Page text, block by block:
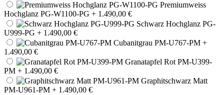
Premiumweiss
Hochglanz PG-W1100-PG + 1.490,00 €
Schwarz Hochglanz PG-
U999-PG + 1.490,00 €
Cubanitgrau PM-U767-PM +
1.490,00 €
Granatapfel Rot PM-U399-
PM + 1.490,00 €
Graphitschwarz Matt
PM-U961-PM + 1.490,00 €